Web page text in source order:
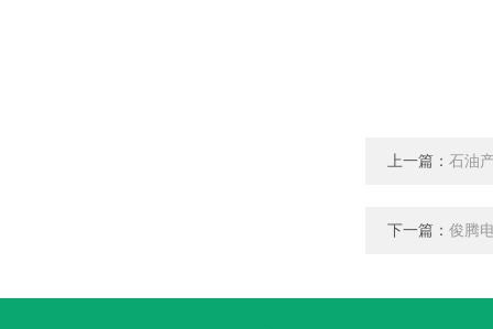
上一篇： 石油
下一篇： 俊腾